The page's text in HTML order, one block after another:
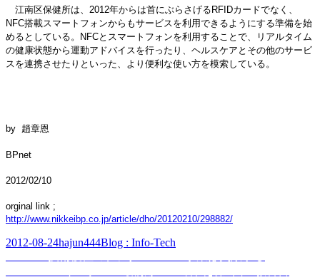
江南区保健所は、2012年からは首にぶらさげるRFIDカードでなく、
NFC搭載スマートフォンからもサービスを利用できるようにする準備を始
めるとしている。NFCとスマートフォンを利用することで、リアルタイム
の健康状態から運動アドバイスを行ったり、ヘルスケアとその他のサービ
スを連携させたりといった、より便利な使い方を模索している。
by 趙章恩
BPnet
2012/02/10
orginal link ;
http://www.nikkeibp.co.jp/article/dho/20120210/298882/
Posted
2012-08-24Author
hajun444Categories
Blog : Info-Tech
Post